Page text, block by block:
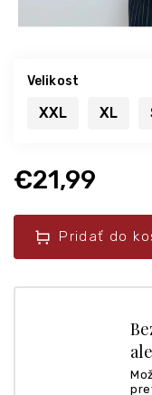
€21,99
Pridať do
Velikost
XXL XL